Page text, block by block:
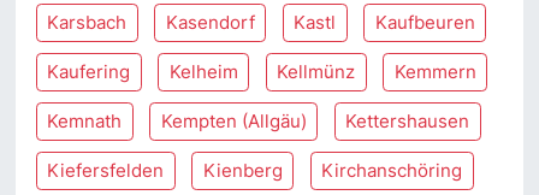
Karsbach Kasendorf Kastl Kaufbeuren
Kaufering Kelheim Kellmünz Kemmern
Kemnath Kempten (Allgäu) Kettershausen
Kiefersfelden Kienberg Kirchanschöring